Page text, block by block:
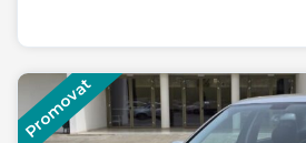
Promovat